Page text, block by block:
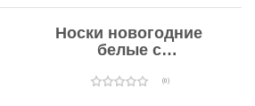
Носки новогодние
белые с
оленями(0)